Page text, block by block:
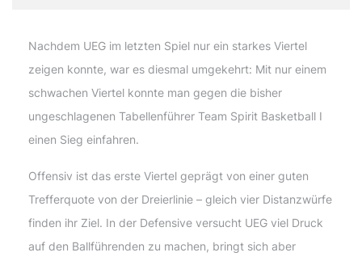
Nachdem UEG im letzten Spiel nur ein starkes Viertel
zeigen konnte, war es diesmal umgekehrt: Mit nur einem
schwachen Viertel konnte man gegen die bisher
ungeschlagenen Tabellenführer Team Spirit Basketball I
einen Sieg einfahren.
Offensiv ist das erste Viertel geprägt von einer guten
Trefferquote von der Dreierlinie – gleich vier Distanzwürfe
finden ihr Ziel. In der Defensive versucht UEG viel Druck
auf den Ballführenden zu machen, bringt sich aber